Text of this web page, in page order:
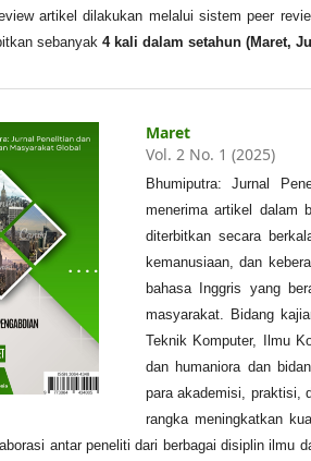
artikel dilakukan melalui sistem peer
sebanyak 4 kali dalam setahun (Maret,
Maret
Vol. 2 No. 1 (2025)
Bhumiputra: Jurnal
menerima artikel dalam
diterbitkan secara
kemanusiaan, dan
bahasa Inggris yang
masyarakat. Bidang
Teknik Komputer, Ilmu
dan humaniora dan
para akademisi, praktisi,
rangka meningkatkan
antar peneliti dari berbagai disiplin ilmu